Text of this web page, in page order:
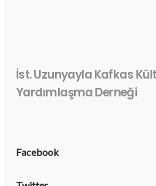
İst. Uzunyayla Kafkas
Yardımlaşma Derneği
Facebook